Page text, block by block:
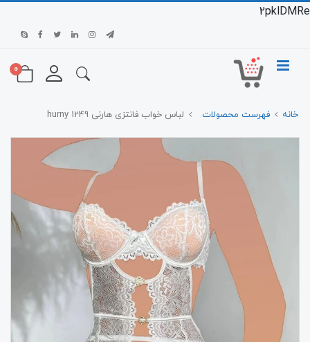
2pklDMRe
0
خانه فهرست محصولات لباس خواب فانتزی هارنی 1249 hurny